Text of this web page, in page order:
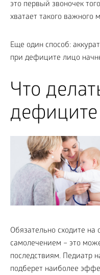
это первый звоночек
хватает такого важного
Еще один способ:
при дефиците лицо
Что
дефиците
Обязательно сходите на
самолечением – это
последствиям. Педиатр
подберет наиболее